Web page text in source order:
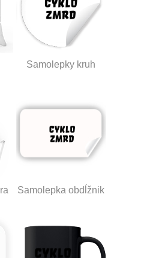
Samolepky kruh
Samolepka obdĺžnik